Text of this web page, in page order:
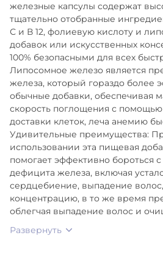
железные капсулы содержат
тщательно отобранные
С и В 12, фолиевую кислоту и
добавок или искусственных
100% безопасными для всех
Липосомное железо является
железа, который гораздо более
обычные добавки, обеспечивая
скорость поглощения с
доставки клеток, леча анемию
Удивительные преимущества:
использовании эта пищевая
помогает эффективно бороться
дефицита железа, включая
сердцебиение, выпадение
концентрацию, в то же время
облегчая выпадение волос и
Развернуть